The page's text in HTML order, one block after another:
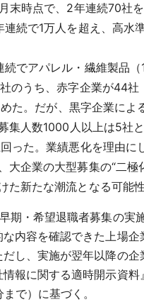
末時点で、2年連続70社
続で1万人を超え、高水
でアパレル・繊維製品（
のうち、赤字企業が44社
た。だが、黒字企業によ
集人数1000人以上は5社
回った。業績悪化を理由に
大企業の大型募集の“二極
た新たな潮流となる可能性
期・希望退職者募集の実
内容を確認できた上場企
し、実施が翌年以降の企
情報に関する適時開示資料
で）に基づく。